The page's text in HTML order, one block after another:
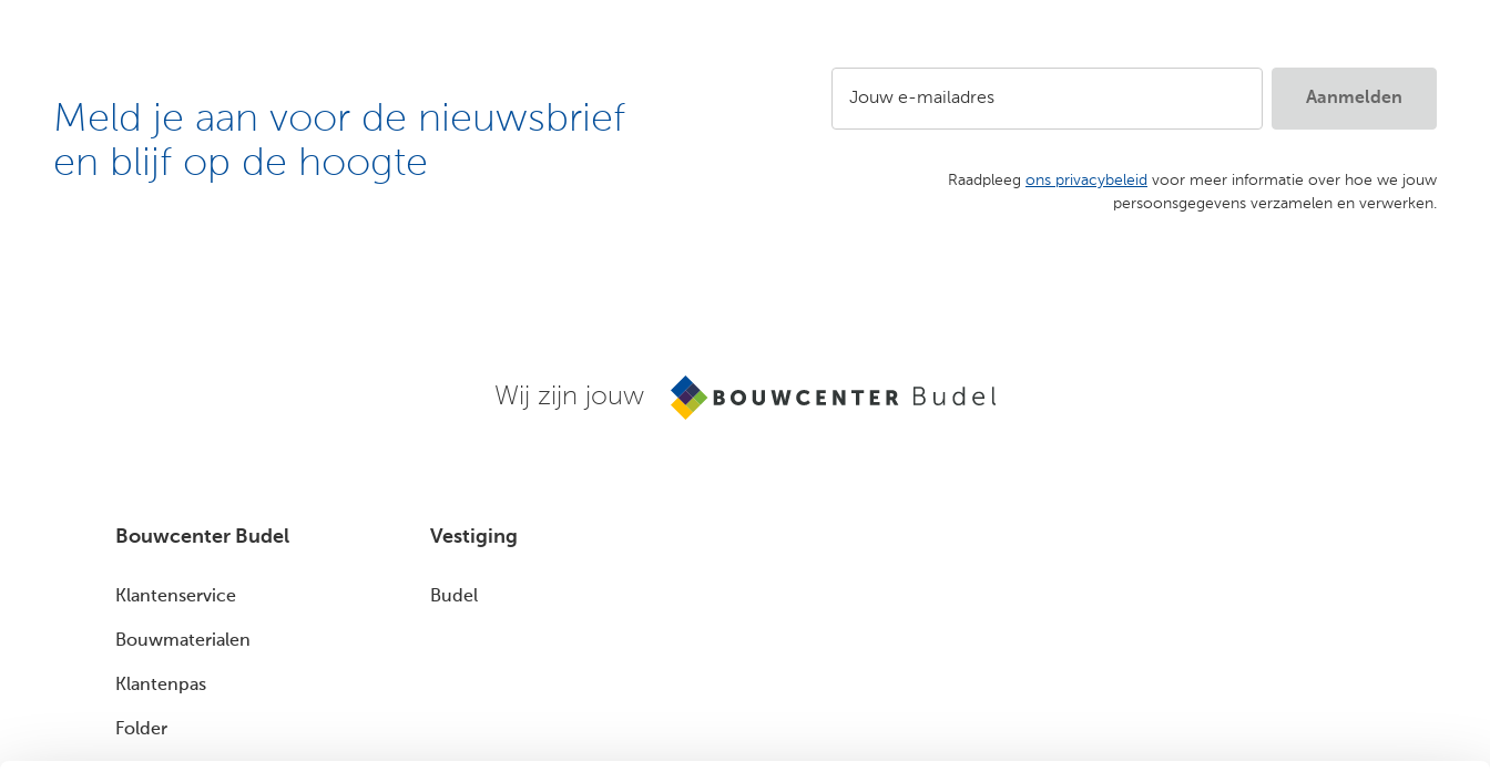
Meld je aan voor de nieuwsbrief
en blijf op de hoogte
Jouw e-mailadres
Raadpleeg ons privacybeleid voor meer informatie over hoe we jouw
persoonsgegevens verzamelen en verwerken.
Aanmelden
Wij zijn jouw
Bouwcenter Budel
Klantenservice
Bouwmaterialen
Klantenpas
Folder
Vestiging
Budel